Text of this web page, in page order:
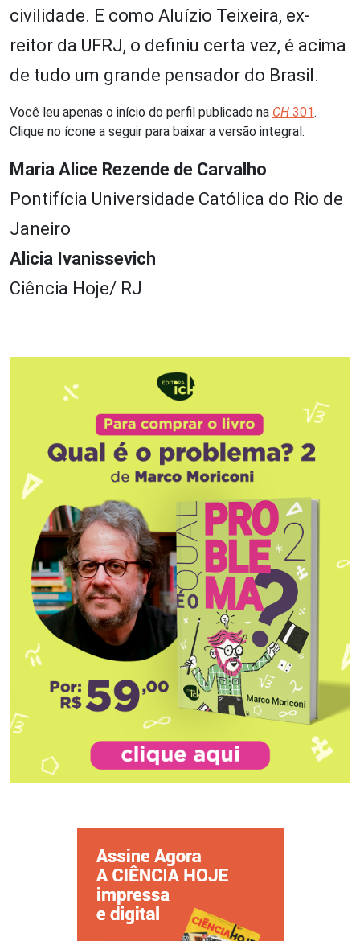
civilidade. E como Aluízio Teixeira, ex-
reitor da UFRJ, o definiu certa vez, é acima
de tudo um grande pensador do Brasil.
Você leu apenas o início do perfil publicado na CH 301.
Clique no ícone a seguir para baixar a versão integral.
Maria Alice Rezende de Carvalho
Pontifícia Universidade Católica do Rio de
Janeiro
Alicia Ivanissevich
Ciência Hoje/ RJ